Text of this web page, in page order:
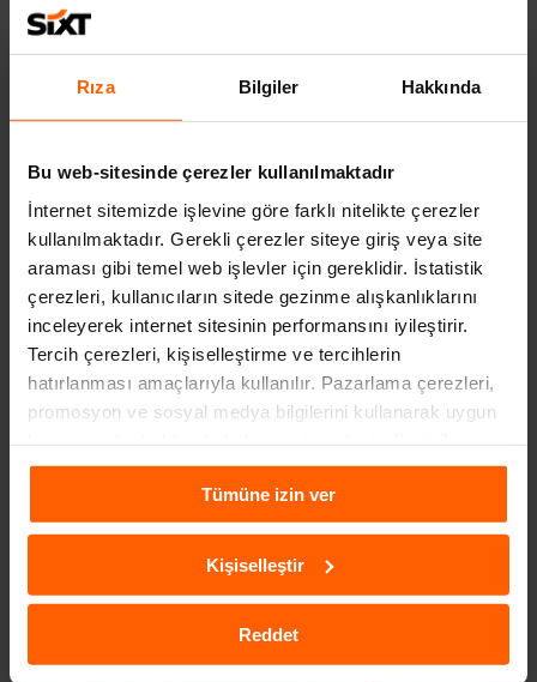
Rıza Bilgiler Hakkında
Bu web-sitesinde çerezler kullanılmaktadır
İnternet sitemizde işlevine göre farklı nitelikte çerezler
kullanılmaktadır. Gerekli çerezler siteye giriş veya site
araması gibi temel web işlevler için gereklidir. İstatistik
çerezleri, kullanıcıların sitede gezinme alışkanlıklarını
inceleyerek internet sitesinin performansını iyileştirir.
Tercih çerezleri, kişiselleştirme ve tercihlerin
hatırlanması amaçlarıyla kullanılır. Pazarlama çerezleri,
promosyon ve sosyal medya bilgilerini kullanarak uygun
içeriklerin sunulmasına yardımcı olur. Daha fazla
Çerezlere İlişkin Aydınlatma Metni
ulaşabilirsiniz.
Tümüne izin ver
Kişiselleştir
Reddet
merak ediyorsanız Nice tatiliniz için
seçeneklerinden de yararlanabilirsiniz.
İSPANYA’DA GEZILECEK YERLER LISTESI